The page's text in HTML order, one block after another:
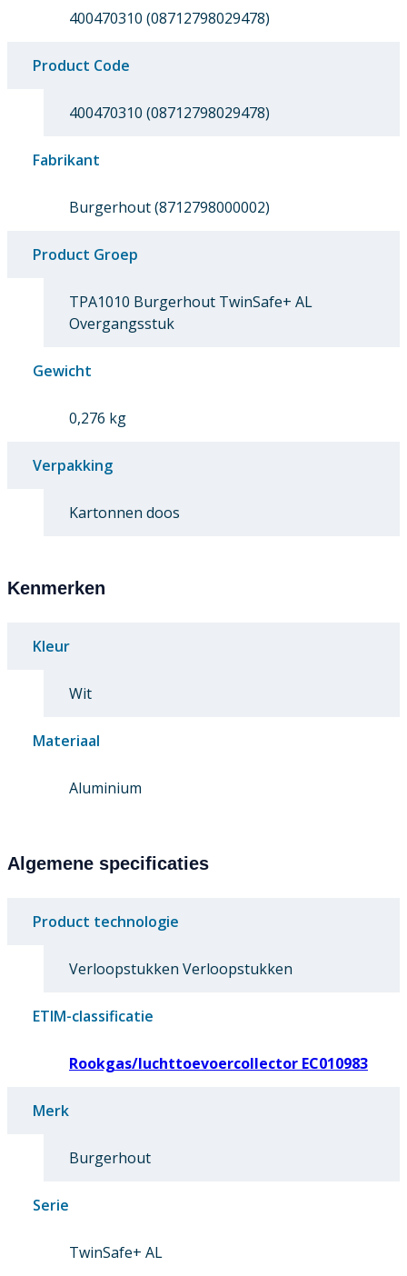
400470310 (08712798029478)
Product Code
400470310 (08712798029478)
Fabrikant
Burgerhout (8712798000002)
Product Groep
TPA1010 Burgerhout TwinSafe+ AL
Overgangsstuk
Gewicht
0,276 kg
Verpakking
Kartonnen doos
Kenmerken
Kleur
Wit
Materiaal
Aluminium
Algemene specificaties
Product technologie
Verloopstukken Verloopstukken
ETIM-classificatie
Rookgas/luchttoevoercollector EC010983
Merk
Burgerhout
Serie
TwinSafe+ AL